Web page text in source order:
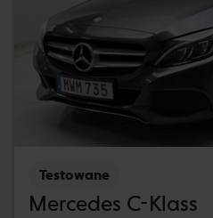
Testowane
Mercedes C-Klass